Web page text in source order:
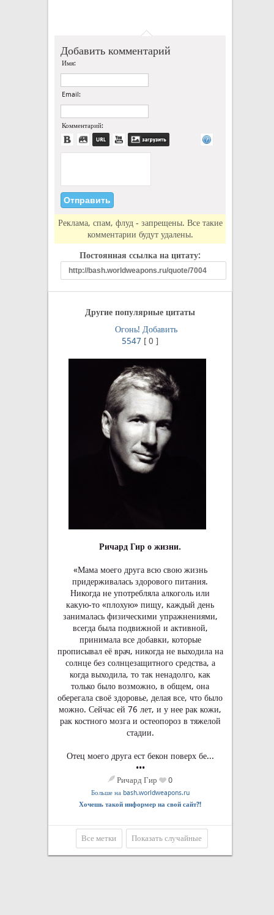
Добавить комментарий
Имя:
Email:
Комментарий:
Реклама, спам, флуд - запрещены. Все такие
комментарии будут удалены.
Постоянная ссылка на цитату:
Другие популярные цитаты
Огонь! Добавить
5547 [ 0 ]
Ричард Гир о жизни.
«Мама моего друга всю свою жизнь
придерживалась здорового питания.
Никогда не употребляла алкоголь или
какую-то «плохую» пищу, каждый день
занималась физическими упражнениями,
всегда была подвижной и активной,
принимала все добавки, которые
прописывал её врач, никогда не выходила на
солнце без солнцезащитного средства, а
когда выходила, то так ненадолго, как
только было возможно, в общем, она
оберегала своё здоровье, делая все, что было
можно. Сейчас ей 76 лет, и у нее рак кожи,
рак костного мозга и остеопороз в тяжелой
стадии.
Отец моего друга ест бекон поверх бе...
•••
Ричард Гир 0
Больше на bash.worldweapons.ru
Хочешь такой информер на свой сайт?!
Все метки Показать случайные